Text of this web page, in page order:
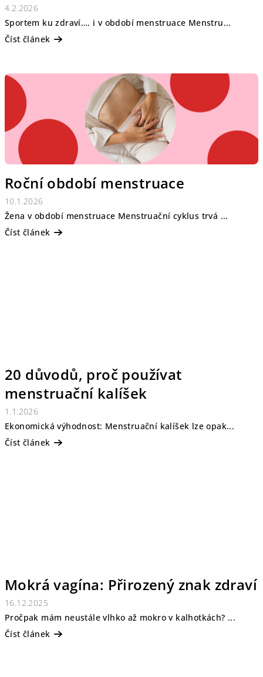
4.2.2026
Sportem ku zdraví…. i v období menstruace Menstru...
Číst článek
Roční období menstruace
10.1.2026
Žena v období menstruace Menstruační cyklus trvá ...
Číst článek
20 důvodů, proč používat
menstruační kalíšek
1.1.2026
Ekonomická výhodnost: Menstruační kalíšek lze opak...
Číst článek
Mokrá vagína: Přirozený znak zdraví
16.12.2025
Pročpak mám neustále vlhko až mokro v kalhotkách? ...
Číst článek